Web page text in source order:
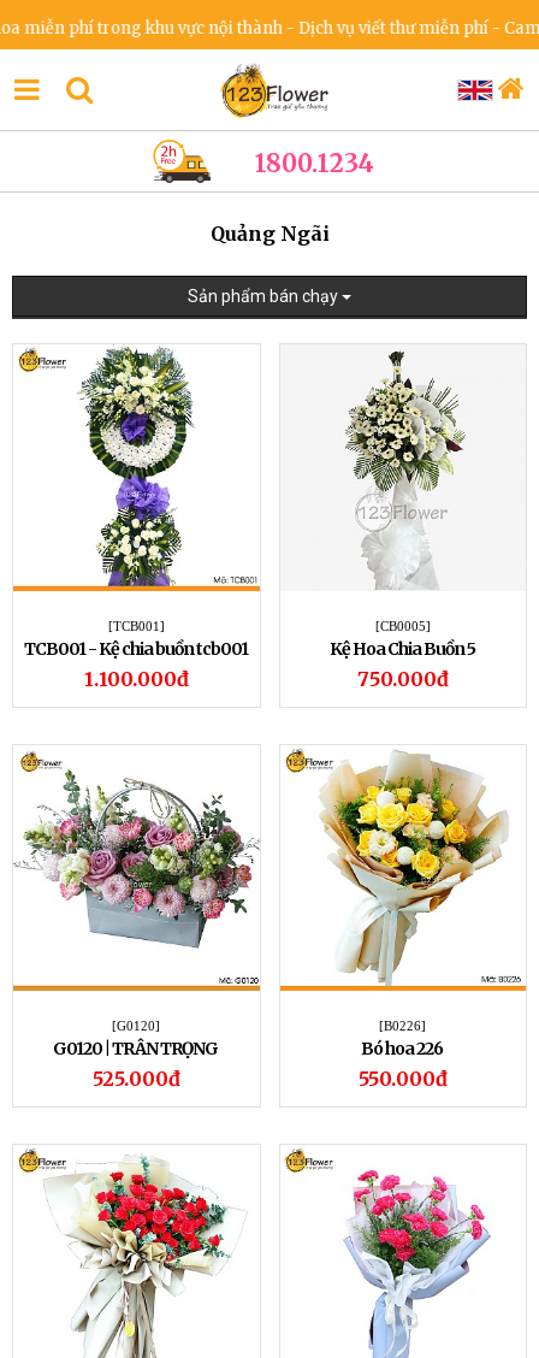
phí trong khu vực nội thành - Dịch vụ viết thư miễn phí - Cam kết
1800.1234
Quảng Ngãi
Sản phẩm bán chạy
[TCB001]
TCB001 - Kệ chia buồn tcb001
1.100.000đ
[CB0005]
Kệ Hoa Chia Buồn 5
750.000đ
[G0120]
G0120 | TRÂN TRỌNG
525.000đ
[B0226]
Bó hoa 226
550.000đ